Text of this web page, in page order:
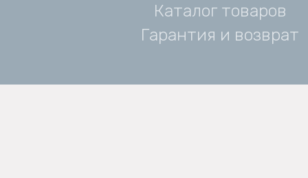
Каталог товаров
Гарантия и возврат